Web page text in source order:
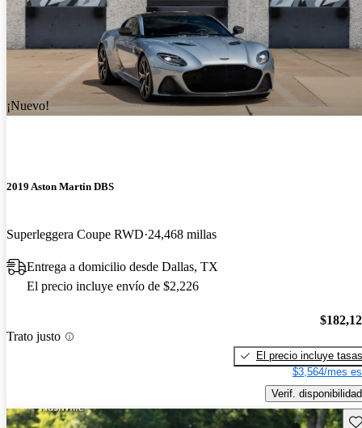
¡Nuevo!
2019 Aston Martin DBS
Superleggera Coupe RWD 24,468 millas
Entrega a domicilio desde Dallas, TX
El precio incluye envío de $2,226
Trato justo
El precio incluye tasas
$3,564/mes
Verif. disponibilidad